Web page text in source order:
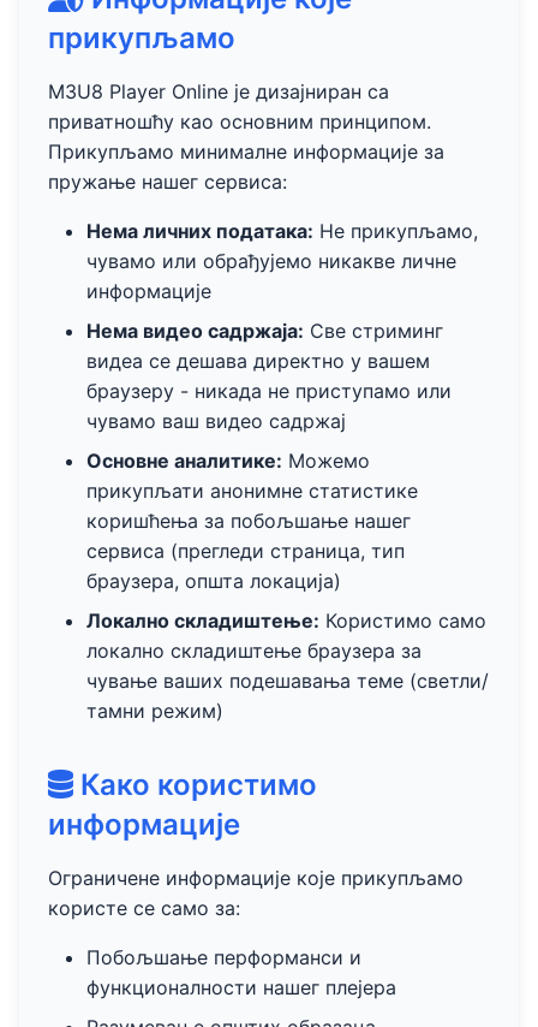
прикупљамо
M3U8 Player Online је дизајниран са
приватношћу као основним принципом.
Прикупљамо минималне информације за
пружање нашег сервиса:
Нема личних података: Не прикупљамо,
чувамо или обрађујемо никакве личне
информације
Нема видео садржаја: Све стриминг
видеа се дешава директно у вашем
браузеру - никада не приступамо или
чувамо ваш видео садржај
Основне аналитике: Можемо
прикупљати анонимне статистике
коришћења за побољшање нашег
сервиса (прегледи страница, тип
браузера, општа локација)
Локално складиштење: Користимо само
локално складиштење браузера за
чување ваших подешавања теме (светли/
тамни режим)
Како користимо
информације
Ограничене информације које прикупљамо
користе се само за:
Побољшање перформанси и
функционалности нашег плејера